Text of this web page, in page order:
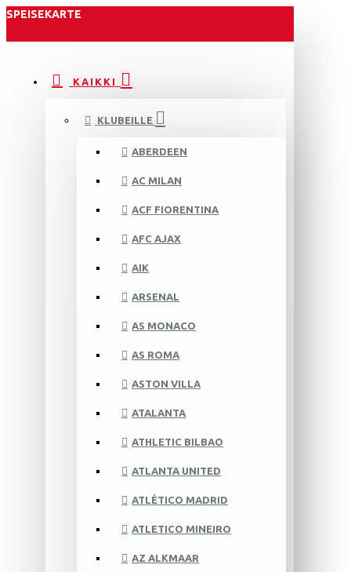
SPEISEKARTE
KAIKKI
KLUBEILLE
ABERDEEN
AC MILAN
ACF FIORENTINA
AFC AJAX
AIK
ARSENAL
AS MONACO
AS ROMA
ASTON VILLA
ATALANTA
ATHLETIC BILBAO
ATLANTA UNITED
ATLÉTICO MADRID
ATLETICO MINEIRO
AZ ALKMAAR